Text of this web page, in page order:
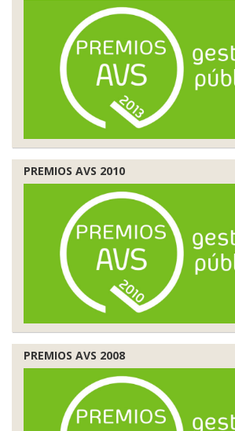
PREMIOS AVS 2010
PREMIOS AVS 2008